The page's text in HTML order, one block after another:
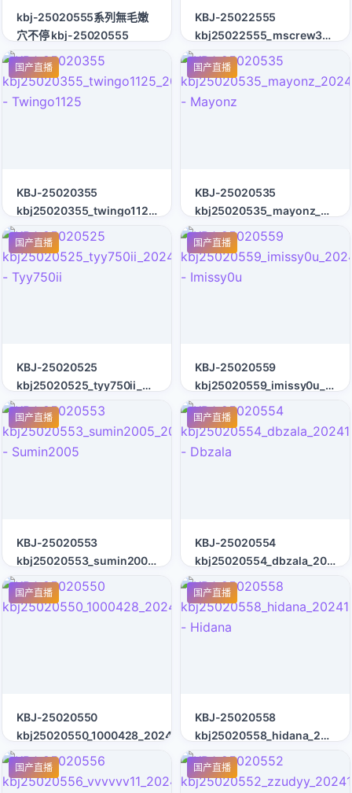
kbj-25020555系列無毛嫩
穴不停 kbj-25020555
KBJ-25022555
- Mscrew33
国产直播
KBJ-25020355
kbj25020355_twingo1125_20241210
- Twingo1125
国产直播
KBJ-25020535
- Mayonz
国产直播
KBJ-25020525
kbj25020525_tyy750ii_20241212
- Tyy750ii
国产直播
KBJ-25020559
- Imissy0u
国产直播
KBJ-25020553
kbj25020553_sumin2005_20241212
- Sumin2005
国产直播
KBJ-25020554
- Dbzala
国产直播
KBJ-25020550
kbj25020550_1000428_20241212
国产直播
KBJ-25020558
- Hidana
国产直播 国产直播